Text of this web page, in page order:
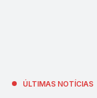
ÚLTIMAS NOTÍCIAS